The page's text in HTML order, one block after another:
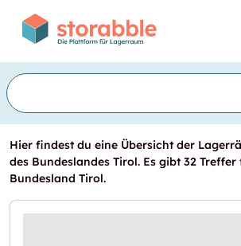
Hier findest du eine Übersicht der
des Bundeslandes Tirol. Es gibt 32
Bundesland Tirol.